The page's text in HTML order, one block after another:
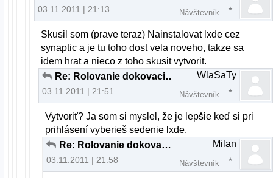
03.11.2011 | 21:13 Návštevník
Skusil som (prave teraz) Nainstalovat lxde cez
synaptic a je tu toho dost vela noveho, takze sa
idem hrat a nieco z toho skusit vytvorit.
Re: Rolovanie dokovacieho panelu a "plocha"
03.11.2011 | 21:51
WlaSaTy
Návštevník
Vytvoriť? Ja som si myslel, že je lepšie keď si pri
prihlásení vyberieš sedenie lxde.
Re: Rolovanie dokovacieho panelu a "plocha"
03.11.2011 | 21:58
Milan
Návštevník